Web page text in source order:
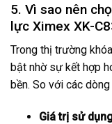
5. Vì sao nên
lực Ximex XK-
Trong thị trường
bật nhờ sự kết hợp
bền. So với các
Giá trị sử